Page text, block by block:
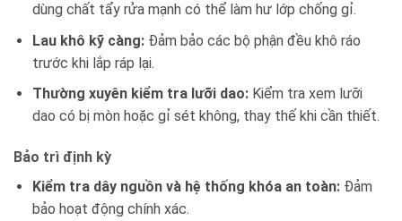
dùng chất tẩy rửa mạnh có thể làm hư lớp chống gỉ.
Lau khô kỹ càng:Đảm bảo các bộ phận đều khô ráo
trước khi lắp ráp lại.
Thường xuyên kiểm tra lưỡi dao:Kiểm tra xem lưỡi
dao có bị mòn hoặc gỉ sét không, thay thế khi cần thiết.
Bảo trì định kỳ
Kiểm tra dây nguồn và hệ thống khóa an toàn:Đảm
bảo hoạt động chính xác.